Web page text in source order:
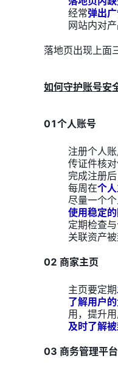
经常弹出
网站内对
落地页出现上面
如何守护账号安
01个人账号
注册个人账
传证件核对
完成注册
每周在个
尽量一个
使用稳定
定期检查
关联资产
02 商家主页
主页要定期
了解用户
用，提升
及时了解
03 商务管理平台